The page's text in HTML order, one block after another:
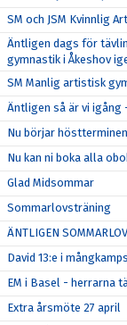
SM och JSM Kvinnlig
Äntligen dags för
gymnastik i Åkeshov
SM Manlig artistisk
Äntligen så är vi
Nu börjar
Nu kan ni boka alla
Glad Midsommar
Sommarlovsträning
ÄNTLIGEN SOMMARLOV
David 13:e i
EM i Basel - herrarna
Extra årsmöte 27 april